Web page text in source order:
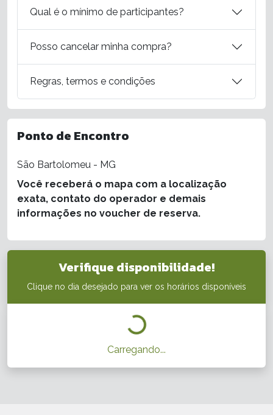
Qual é o mínimo de participantes?
Posso cancelar minha compra?
Regras, termos e condições
Ponto de Encontro
São Bartolomeu - MG
Você receberá o mapa com a localização
exata, contato do operador e demais
informações no voucher de reserva.
Verifique disponibilidade!
Clique no dia desejado para ver os horários disponíveis
Carregando...